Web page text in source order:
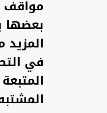
مواقف
بعضها
في